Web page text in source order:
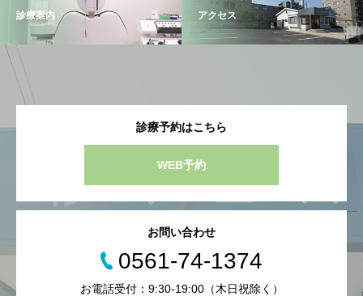
診療案内 アクセス
診療予約はこちら
WEB予約
お問い合わせ
0561-74-1374
お電話受付：9:30-19:00（木日祝除く）